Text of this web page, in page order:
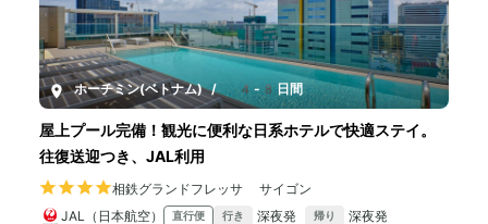
ホーチミン(ベトナム) / 4-8日間
屋上プール完備！観光に便利な日系ホテルで快適ステイ。
往復送迎つき、JAL利用
相鉄グランドフレッサ サイゴン
JAL（日本航空）
直行便 行き 深夜発 帰り 深夜発